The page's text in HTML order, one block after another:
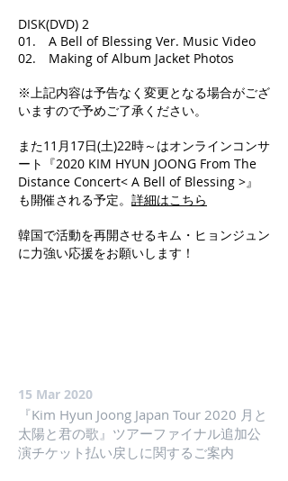
DISK(DVD) 2
01. A Bell of Blessing Ver. Music Video
02. Making of Album Jacket Photos
※上記内容は予告なく変更となる場合がござ
いますので予めご了承ください。
また11月17日(土)22時～はオンラインコンサ
ート『2020 KIM HYUN JOONG From The
Distance Concert< A Bell of Blessing >』
も開催される予定。 詳細はこちら
韓国で活動を再開させるキム・ヒョンジュン
に力強い応援をお願いします！
15 Mar 2020
『Kim Hyun Joong Japan Tour 2020 月と
太陽と君の歌』ツアーファイナル追加公
演チケット払い戻しに関するご案内